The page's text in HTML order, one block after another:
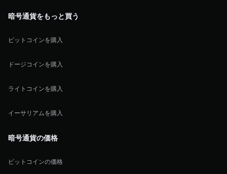
暗号通貨をもっと買う
ビットコインを購入
ドージコインを購入
ライトコインを購入
イーサリアムを購入
暗号通貨の価格
ビットコインの価格